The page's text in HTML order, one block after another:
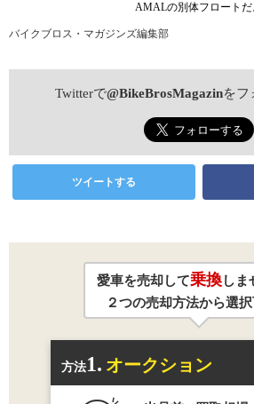
AMALの別体フロートだ
バイクブロス・マガジンズ編集部
Twitterで@BikeBrosMagazinをフ
ツイートする
愛車を売却して乗換しま
２つの売却方法から選択
方法1. オークション